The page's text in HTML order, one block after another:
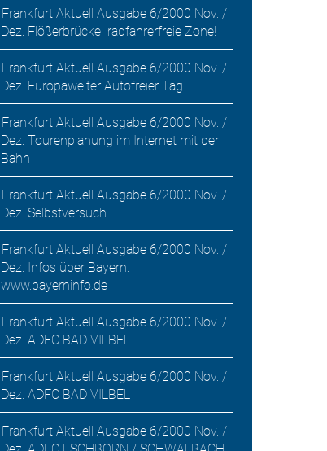
Frankfurt Aktuell Ausgabe 6/2000 Nov. /
Dez. Flößerbrücke  radfahrerfreie Zone!
Frankfurt Aktuell Ausgabe 6/2000 Nov. /
Dez. Europaweiter Autofreier Tag
Frankfurt Aktuell Ausgabe 6/2000 Nov. /
Dez. Tourenplanung im Internet mit der
Bahn
Frankfurt Aktuell Ausgabe 6/2000 Nov. /
Dez. Selbstversuch
Frankfurt Aktuell Ausgabe 6/2000 Nov. /
Dez. Infos über Bayern:
www.bayerninfo.de
Frankfurt Aktuell Ausgabe 6/2000 Nov. /
Dez. ADFC BAD VILBEL
Frankfurt Aktuell Ausgabe 6/2000 Nov. /
Dez. ADFC BAD VILBEL
Frankfurt Aktuell Ausgabe 6/2000 Nov. /